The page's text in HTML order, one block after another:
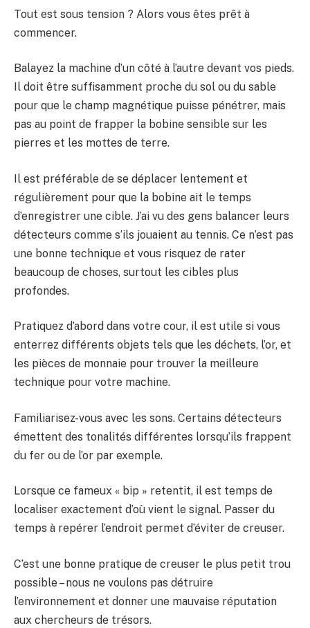
Tout est sous tension ? Alors vous êtes prêt à
commencer.
Balayez la machine d’un côté à l’autre devant vos pieds.
Il doit être suffisamment proche du sol ou du sable
pour que le champ magnétique puisse pénétrer, mais
pas au point de frapper la bobine sensible sur les
pierres et les mottes de terre.
Il est préférable de se déplacer lentement et
régulièrement pour que la bobine ait le temps
d’enregistrer une cible. J’ai vu des gens balancer leurs
détecteurs comme s’ils jouaient au tennis. Ce n’est pas
une bonne technique et vous risquez de rater
beaucoup de choses, surtout les cibles plus
profondes.
Pratiquez d’abord dans votre cour, il est utile si vous
enterrez différents objets tels que les déchets, l’or, et
les pièces de monnaie pour trouver la meilleure
technique pour votre machine.
Familiarisez-vous avec les sons. Certains détecteurs
émettent des tonalités différentes lorsqu’ils frappent
du fer ou de l’or par exemple.
Lorsque ce fameux « bip » retentit, il est temps de
localiser exactement d’où vient le signal. Passer du
temps à repérer l’endroit permet d’éviter de creuser.
C’est une bonne pratique de creuser le plus petit trou
possible – nous ne voulons pas détruire
l’environnement et donner une mauvaise réputation
aux chercheurs de trésors.